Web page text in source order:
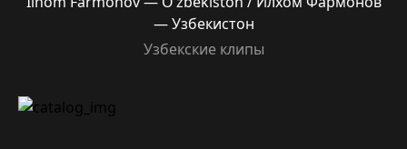
— Узбекистон
Узбекские клипы